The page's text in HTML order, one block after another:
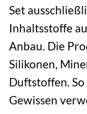
Set
Inhaltsstoffe
Anbau. Die
Silikonen,
Duftstoffen.
Gewissen